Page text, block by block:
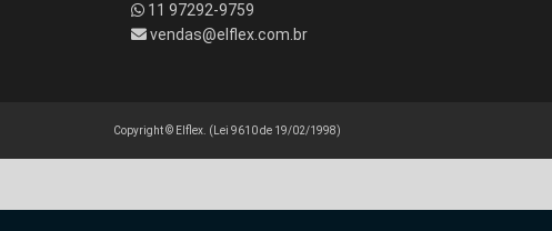
11 97292-9759
vendas@elflex.com.br
Copyright © Elflex. (Lei 9610 de 19/02/1998)